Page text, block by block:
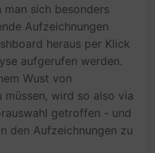
sich besonders
Aufzeichnungen
heraus per Klick
aufgerufen werden.
Wust von
müssen, wird so also via
getroffen - und
den Aufzeichnungen zu